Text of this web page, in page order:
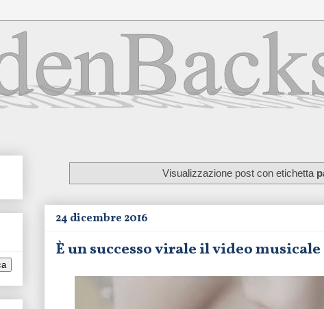
Visualizzazione post con etichetta
24 dicembre 2016
È un successo virale il video